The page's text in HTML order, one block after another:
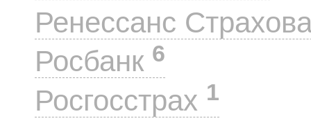
Ренессанс
Росбанк 6
Росгосстрах 1